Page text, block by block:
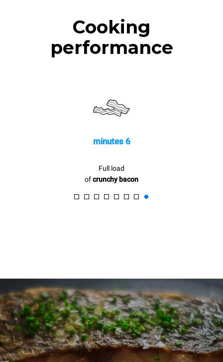
Cooking
performance
6 minutes
Full load
ofcrunchy bacon